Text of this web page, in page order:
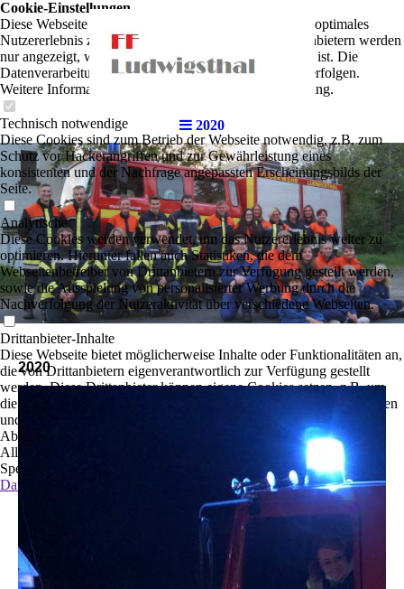
2020
2020
Cookie-Einstellungen
Diese Webseite verwendet Cookies, um Besuchern ein optimales
Nutzererlebnis zu bieten. Bestimmte Inhalte von Drittanbietern werden
nur angezeigt, wenn die entsprechende Option aktiviert ist. Die
Datenverarbeitung kann dann auch in einem Drittland erfolgen.
Weitere Informationen hierzu in der Datenschutzerklärung.
Technisch notwendige
Diese Cookies sind zum Betrieb der Webseite notwendig, z.B. zum
Schutz vor Hackerangriffen und zur Gewährleistung eines
konsistenten und der Nachfrage angepassten Erscheinungsbilds der
Seite.
Analytische
Diese Cookies werden verwendet, um das Nutzererlebnis weiter zu
optimieren. Hierunter fallen auch Statistiken, die dem
Webseitenbetreiber von Drittanbietern zur Verfügung gestellt werden,
sowie die Ausspielung von personalisierter Werbung durch die
Nachverfolgung der Nutzeraktivität über verschiedene Webseiten.
Drittanbieter-Inhalte
Diese Webseite bietet möglicherweise Inhalte oder Funktionalitäten an,
die von Drittanbietern eigenverantwortlich zur Verfügung gestellt
werden. Diese Drittanbieter können eigene Cookies setzen, z.B. um
die Nutzeraktivität zu verfolgen oder ihre Angebote zu personalisieren
und zu optimieren.
Ablehnen
Alle akzeptieren
Speichern
Datenschutzerklärungen